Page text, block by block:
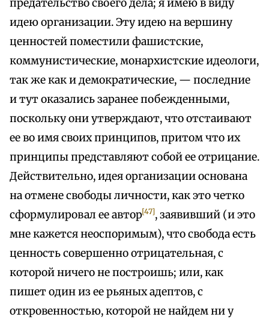
предательство своего дела; я имею в виду
идею организации. Эту идею на вершину
ценностей поместили фашистские,
коммунистические, монархистские идеологи,
так же как и демократические, — последние
и тут оказались заранее побежденными,
поскольку они утверждают, что отстаивают
ее во имя своих принципов, притом что их
принципы представляют собой ее отрицание.
Действительно, идея организации основана
на отмене свободы личности, как это четко
сформулировал ее автор[47], заявивший (и это
мне кажется неоспоримым), что свобода есть
ценность совершенно отрицательная, с
которой ничего не построишь; или, как
пишет один из ее рьяных адептов, с
откровенностью, которой не найдем ни у